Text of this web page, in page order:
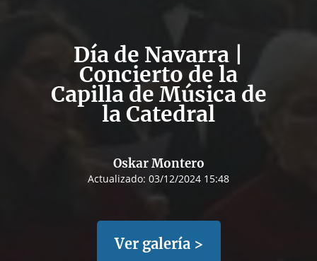
Día de Navarra |
Concierto de la
Capilla de Música de
la Catedral
Oskar Montero
Actualizado: 03/12/2024 15:48
Ver galería >